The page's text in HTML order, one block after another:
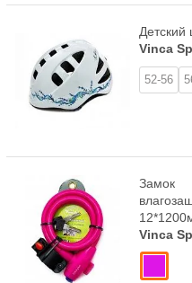
Vinca
52-56
Замок
Vinca
Pink